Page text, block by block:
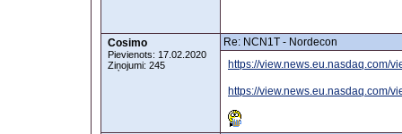
Cosimo
Pievienots: 17.02.2020
Ziņojumi: 245
Re: NCN1T - Nordecon
https://view.news.eu.nasdaq.com/
https://view.news.eu.nasdaq.com/